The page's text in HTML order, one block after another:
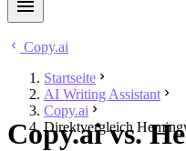
Copy.ai
Startseite
AI Writing Assistant
Copy.ai
Direktvergleich
Copy.ai vs.